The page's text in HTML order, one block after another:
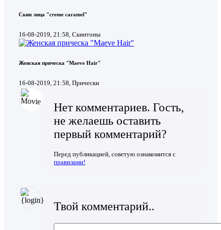
Скин лица "creme caramel"
16-08-2019, 21:58, Скинтоны
Женская прическа "Maeve Hair"
16-08-2019, 21:58, Прически
Нет комментариев. Гость,
не желаешь оставить
первый комментарий?
Перед публикацией, советую ознакомится с
правилами!
Твой комментарий..